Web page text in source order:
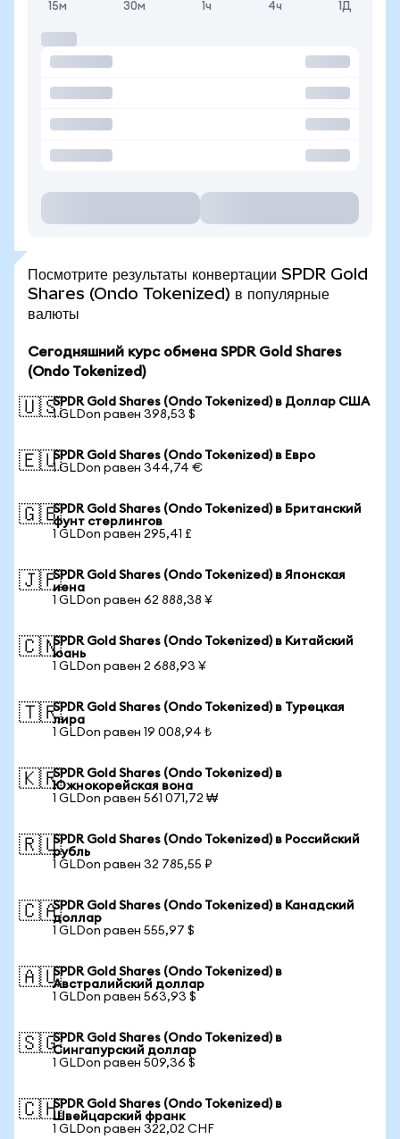
15м 30м 1ч 4ч 1Д
Посмотрите результаты конвертации SPDR Gold
Shares (Ondo Tokenized) в популярные
валюты
Сегодняшний курс обмена SPDR Gold Shares
(Ondo Tokenized)
🇺🇸SPDR Gold Shares (Ondo Tokenized) в Доллар США
1 GLDon равен 398,53 $
🇪🇺SPDR Gold Shares (Ondo Tokenized) в Евро
1 GLDon равен 344,74 €
🇬🇧SPDR Gold Shares (Ondo Tokenized) в Британский
фунт стерлингов
1 GLDon равен 295,41 £
🇯🇵SPDR Gold Shares (Ondo Tokenized) в Японская
иена
1 GLDon равен 62 888,38 ¥
🇨🇳SPDR Gold Shares (Ondo Tokenized) в Китайский
юань
1 GLDon равен 2 688,93 ¥
🇹🇷SPDR Gold Shares (Ondo Tokenized) в Турецкая
лира
1 GLDon равен 19 008,94 ₺
🇰🇷SPDR Gold Shares (Ondo Tokenized) в
Южнокорейская вона
1 GLDon равен 561 071,72 ₩
🇷🇺SPDR Gold Shares (Ondo Tokenized) в Российский
рубль
1 GLDon равен 32 785,55 ₽
🇨🇦SPDR Gold Shares (Ondo Tokenized) в Канадский
доллар
1 GLDon равен 555,97 $
🇦🇺SPDR Gold Shares (Ondo Tokenized) в
Австралийский доллар
1 GLDon равен 563,93 $
🇸🇬SPDR Gold Shares (Ondo Tokenized) в
Сингапурский доллар
1 GLDon равен 509,36 $
🇨🇭SPDR Gold Shares (Ondo Tokenized) в
Швейцарский франк
1 GLDon равен 322,02 CHF